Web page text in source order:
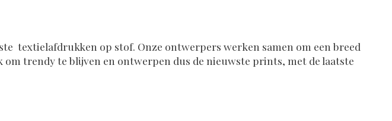
textielafdrukken op stof. Onze ontwerpers werken samen om een breed
trendy te blijven en ontwerpen dus de nieuwste prints, met de laatste